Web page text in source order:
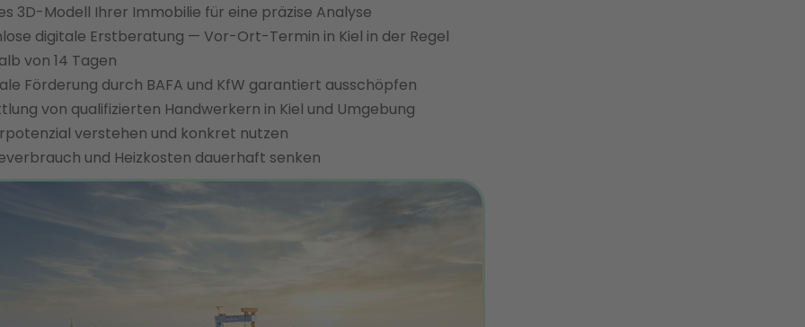
3D-Modell Ihrer Immobilie für eine präzise Analyse
digitale Erstberatung — Vor-Ort-Termin in Kiel in der Regel
von 14 Tagen
Förderung durch BAFA und KfW garantiert ausschöpfen
von qualifizierten Handwerkern in Kiel und Umgebung
verstehen und konkret nutzen
und Heizkosten dauerhaft senken